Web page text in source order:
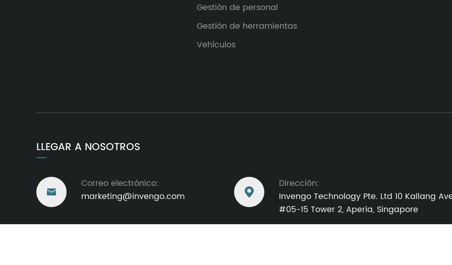
Gestión de personal
Gestión de herramientas
Vehículos
LLEGAR A NOSOTROS

Correo electrónico:
marketing@invengo.com

Dirección:
Invengo Technology Pte. Ltd 10 Kallang
#05-15 Tower 2, Aperia, Singapore